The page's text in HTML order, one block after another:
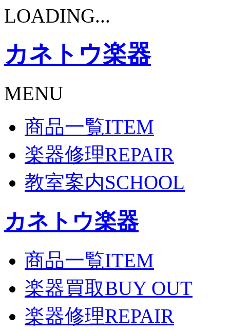
LOADING...
カネトウ楽器
MENU
商品一覧ITEM
楽器修理REPAIR
教室案内SCHOOL
カネトウ楽器
商品一覧ITEM
楽器買取BUY OUT
楽器修理REPAIR